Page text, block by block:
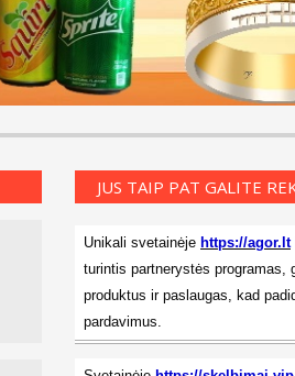
JUS TAIP PAT GALITE
Unikali svetainėje https://agor.lt
turintis partnerystės programas,
produktus ir paslaugas, kad
pardavimus.